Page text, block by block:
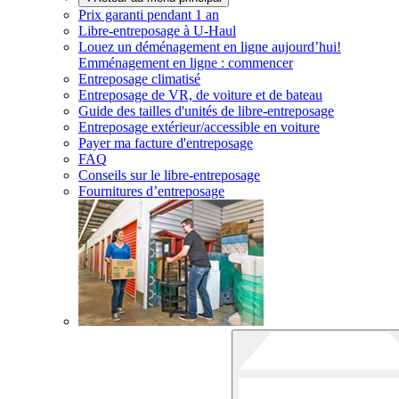
Prix garanti pendant 1 an
Libre-entreposage à U-Haul
Louez un déménagement en ligne aujourd’hui!
Emménagement en ligne : commencer
Entreposage climatisé
Entreposage de VR, de voiture et de bateau
Guide des tailles d'unités de libre-entreposage
Entreposage extérieur/accessible en voiture
Payer ma facture d'entreposage
FAQ
Conseils sur le libre-entreposage
Fournitures d’entreposage